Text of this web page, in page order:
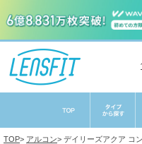
TOP> アルコン> デイリーズアクア コ